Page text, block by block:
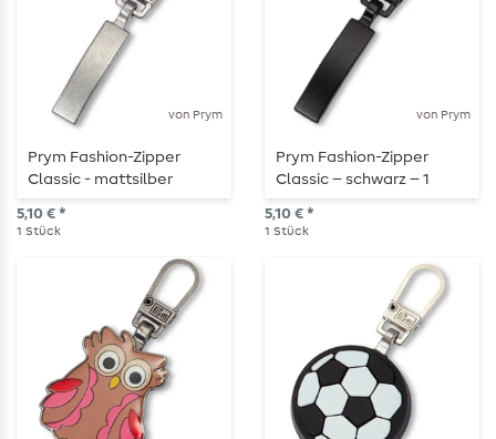
von Prym
Prym Fashion-Zipper
Classic - mattsilber
5,10 € *
1 Stück
von Prym
Prym Fashion-Zipper
Classic – schwarz – 1
Stück
5,10 € *
1 Stück